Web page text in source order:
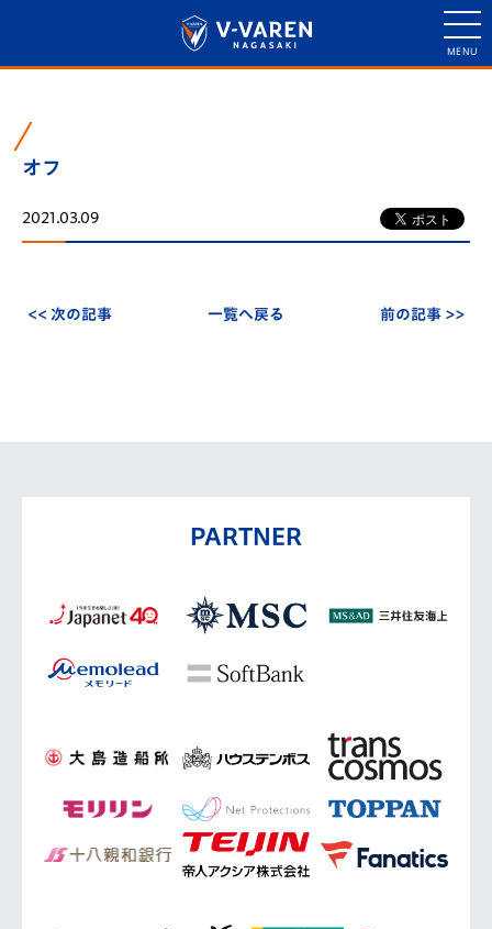
オフ
2021.03.09
<< 次の記事 一覧へ戻る 前の記事 >>
PARTNER